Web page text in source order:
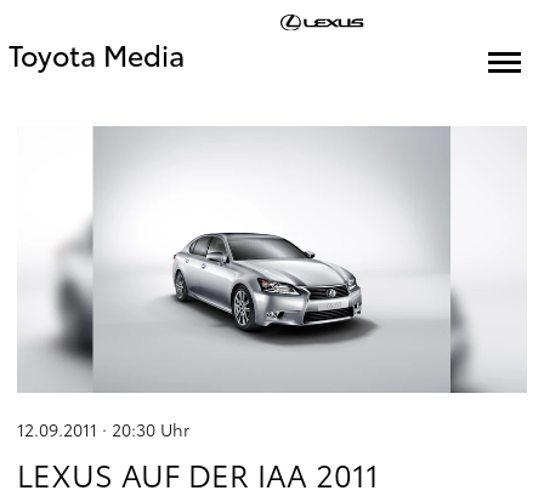
Toyota Media
12.09.2011 · 20:30 Uhr
LEXUS AUF DER IAA 2011